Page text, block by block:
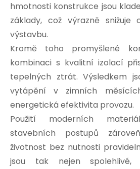
hmotnosti konstrukce jsou
základy, což výrazně snižuje
výstavbu.
Kromě toho promyšlené
kombinaci s kvalitní izolací
tepelných ztrát. Výsledkem
vytápění v zimních
energetická efektivita provozu.
Použití moderních
stavebních postupů
životnost bez nutnosti
jsou tak nejen